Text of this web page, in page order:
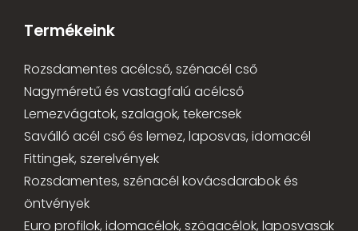
Termékeink
Rozsdamentes acélcső, szénacél cső
Nagyméretű és vastagfalú acélcső
Lemezvágatok, szalagok, tekercsek
Saválló acél cső és lemez, laposvas, idomacél
Fittingek, szerelvények
Rozsdamentes, szénacél kovácsdarabok és
öntvények
Euro profilok, idomacélok, szögacélok, laposvasak